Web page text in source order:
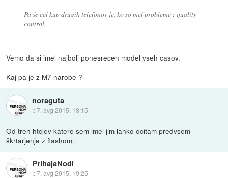
Pa še cel kup drugih telefonov je, ko so mel probleme z quality
control.
Vemo da si imel najbolj ponesrecen model vseh casov.
Kaj pa je z M7 narobe ?
noraguta
::7. avg 2015, 18:15
Od treh htcjev katere sem imel jim lahko ocitam predvsem
škrtarjenje z flashom.
PrihajaNodi
::7. avg 2015, 19:25